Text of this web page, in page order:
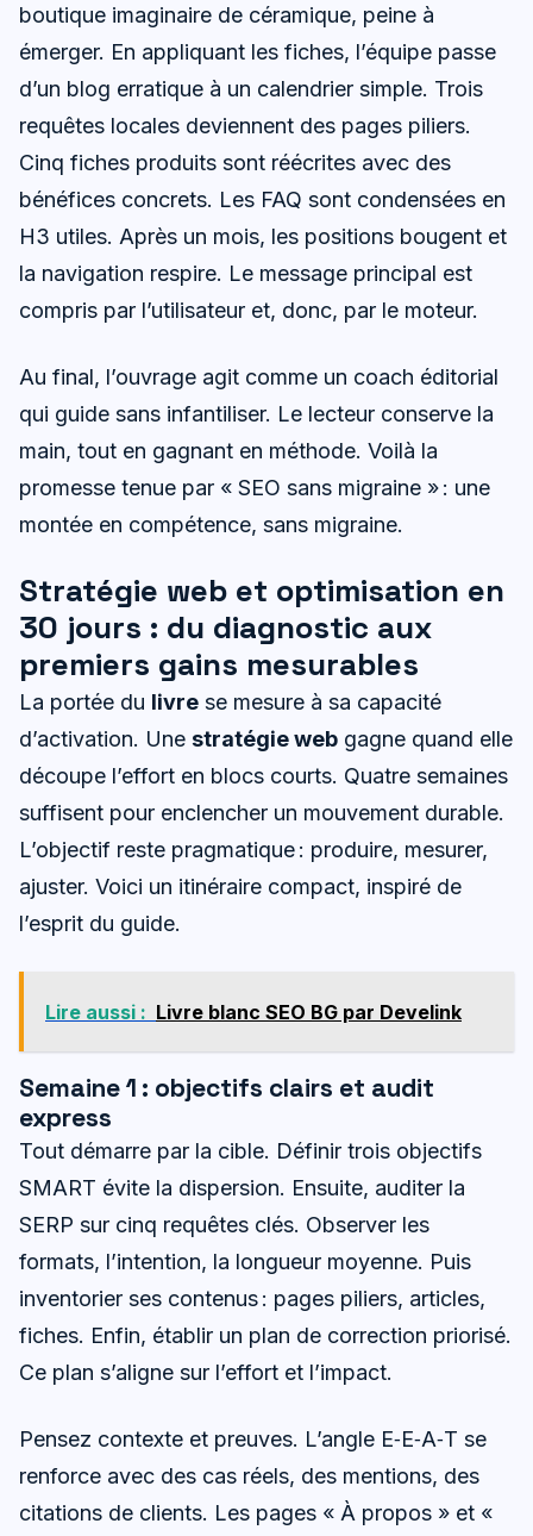
boutique imaginaire de céramique, peine à
émerger. En appliquant les fiches, l’équipe passe
d’un blog erratique à un calendrier simple. Trois
requêtes locales deviennent des pages piliers.
Cinq fiches produits sont réécrites avec des
bénéfices concrets. Les FAQ sont condensées en
H3 utiles. Après un mois, les positions bougent et
la navigation respire. Le message principal est
compris par l’utilisateur et, donc, par le moteur.
Au final, l’ouvrage agit comme un coach éditorial
qui guide sans infantiliser. Le lecteur conserve la
main, tout en gagnant en méthode. Voilà la
promesse tenue par « SEO sans migraine » : une
montée en compétence, sans migraine.
Stratégie web et optimisation en
30 jours : du diagnostic aux
premiers gains mesurables
La portée du livre se mesure à sa capacité
d’activation. Une stratégie web gagne quand elle
découpe l’effort en blocs courts. Quatre semaines
suffisent pour enclencher un mouvement durable.
L’objectif reste pragmatique : produire, mesurer,
ajuster. Voici un itinéraire compact, inspiré de
l’esprit du guide.
Lire aussi : Livre blanc SEO BG par Develink
Semaine 1 : objectifs clairs et audit
express
Tout démarre par la cible. Définir trois objectifs
SMART évite la dispersion. Ensuite, auditer la
SERP sur cinq requêtes clés. Observer les
formats, l’intention, la longueur moyenne. Puis
inventorier ses contenus : pages piliers, articles,
fiches. Enfin, établir un plan de correction priorisé.
Ce plan s’aligne sur l’effort et l’impact.
Pensez contexte et preuves. L’angle E‑E‑A‑T se
renforce avec des cas réels, des mentions, des
citations de clients. Les pages « À propos » et «